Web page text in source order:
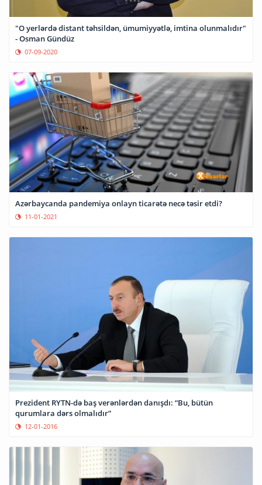
"O yerlərdə distant təhsildən, ümumiyyətlə, imtina olunmalıdır"
- Osman Gündüz
07-09-2020
Azərbaycanda pandemiya onlayn ticarətə necə təsir etdi?
11-01-2021
Prezident RYTN-də baş verənlərdən danışdı: “Bu, bütün
qurumlara dərs olmalıdır”
12-01-2016